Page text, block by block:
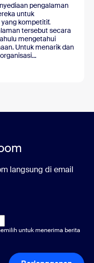
pengalaman
untuk
kompetitif.
tersebut secara
mengetahui
Untuk menarik dan
langsung di email
untuk menerima berita